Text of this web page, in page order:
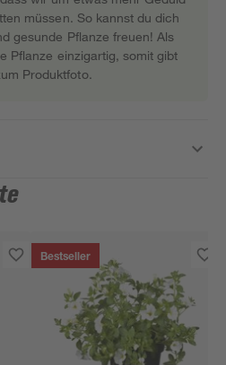
müssen. So kannst du dich
gesunde Pflanze freuen! Als
Pflanze einzigartig, somit gibt
Produktfoto.
Bestseller